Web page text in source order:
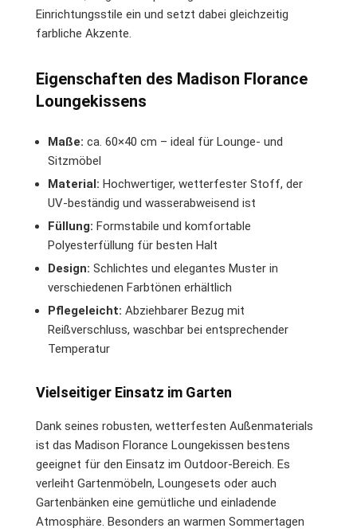
Einrichtungsstile ein und setzt dabei gleichzeitig
farbliche Akzente.
Eigenschaften des Madison Florance
Loungekissens
Maße: ca. 60×40 cm – ideal für Lounge- und
Sitzmöbel
Material: Hochwertiger, wetterfester Stoff, der
UV-beständig und wasserabweisend ist
Füllung: Formstabile und komfortable
Polyesterfüllung für besten Halt
Design: Schlichtes und elegantes Muster in
verschiedenen Farbtönen erhältlich
Pflegeleicht: Abziehbarer Bezug mit
Reißverschluss, waschbar bei entsprechender
Temperatur
Vielseitiger Einsatz im Garten
Dank seines robusten, wetterfesten Außenmaterials
ist das Madison Florance Loungekissen bestens
geeignet für den Einsatz im Outdoor-Bereich. Es
verleiht Gartenmöbeln, Loungesets oder auch
Gartenbänken eine gemütliche und einladende
Atmosphäre. Besonders an warmen Sommertagen